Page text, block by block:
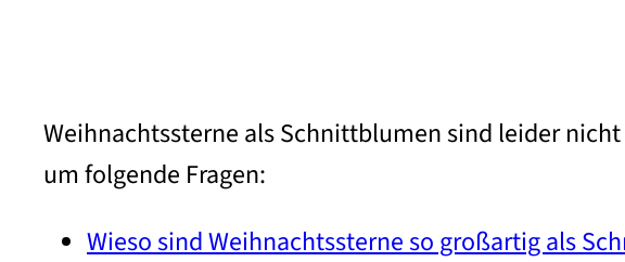
Weihnachtssterne als Schnittblumen sind leider
um folgende Fragen:
Wieso sind Weihnachtssterne so großartig als